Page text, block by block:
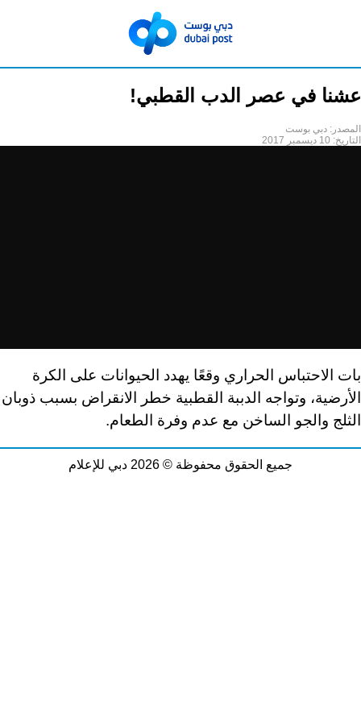
عشنا في عصر الدب القطبي!
المصدر: دبي بوست
التاريخ: 10 ديسمبر 2017
بات الاحتباس الحراري وقعًا يهدد الحيوانات على الكرة
الأرضية، وتواجه الدببة القطبية خطر الانقراض بسبب ذوبان
الثلج والجو الساخن مع عدم وفرة الطعام.
جميع الحقوق محفوظة © 2026 دبي للإعلام